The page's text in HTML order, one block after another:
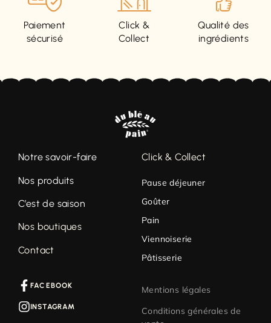
Paiement
sécurisé
Click &
Collect
Qualité des
ingrédients
Notre savoir-faire
Nos produits
C’est de saison
Nos boutiques
Contact
Click & Collect
Pause déjeuner
Goûter
Pain
Viennoiserie
Pâtisserie
FACEBOOK
INSTAGRAM
Mentions légales
Conditions générales de